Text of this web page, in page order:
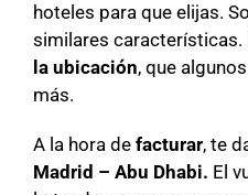
hoteles para que elijas.
similares características.
la ubicación, que algunos
más.
A la hora de facturar, te
Madrid – Abu Dhabi. El